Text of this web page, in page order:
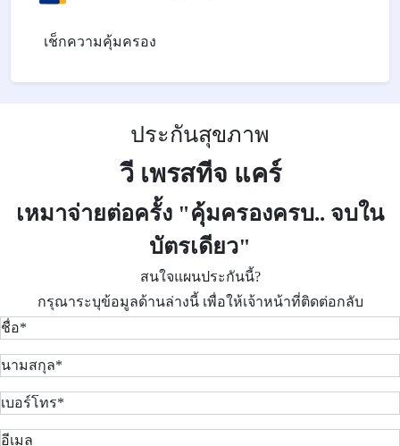
เช็กความคุ้มครอง
ประกันสุขภาพ
วี เพรสทีจ แคร์
เหมาจ่ายต่อครั้ง "คุ้มครองครบ.. จบใน
บัตรเดียว"
สนใจแผนประกันนี้?
กรุณาระบุข้อมูลด้านล่างนี้ เพื่อให้เจ้าหน้าที่ติดต่อกลับ